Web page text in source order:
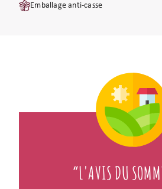
Emballage anti-casse
“L'AVIS DU